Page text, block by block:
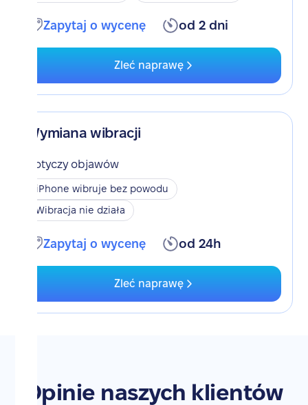
Zapytaj o wycenę od 2 dni
Zleć naprawę
Wymiana wibracji
Dotyczy objawów
iPhone wibruje bez powodu
Wibracja nie działa
Zapytaj o wycenę od 24h
Zleć naprawę
Opinie naszych klientów